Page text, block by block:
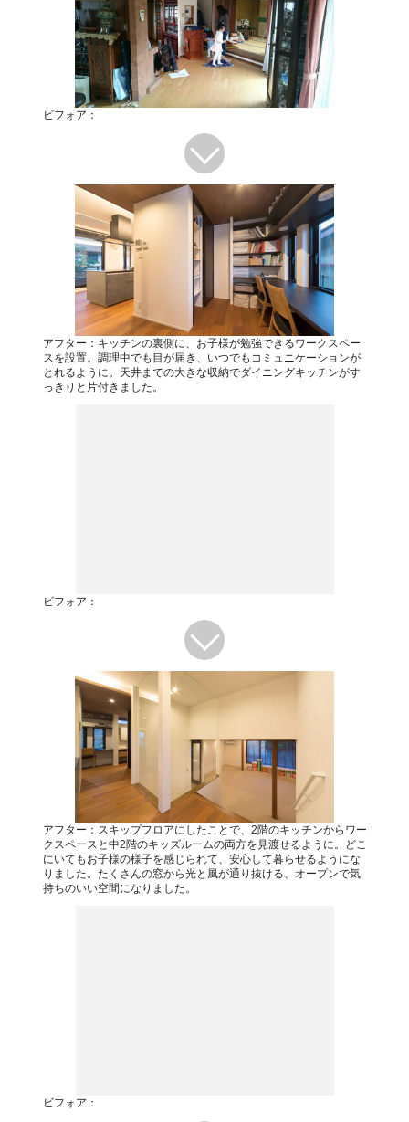
ビフォア：
アフター：キッチンの裏側に、お子様が勉強できるワークスペー
スを設置。調理中でも目が届き、いつでもコミュニケーションが
とれるように。天井までの大きな収納でダイニングキッチンがす
っきりと片付きました。
ビフォア：
アフター：スキップフロアにしたことで、2階のキッチンからワー
クスペースと中2階のキッズルームの両方を見渡せるように。どこ
にいてもお子様の様子を感じられて、安心して暮らせるようにな
りました。たくさんの窓から光と風が通り抜ける、オープンで気
持ちのいい空間になりました。
ビフォア：